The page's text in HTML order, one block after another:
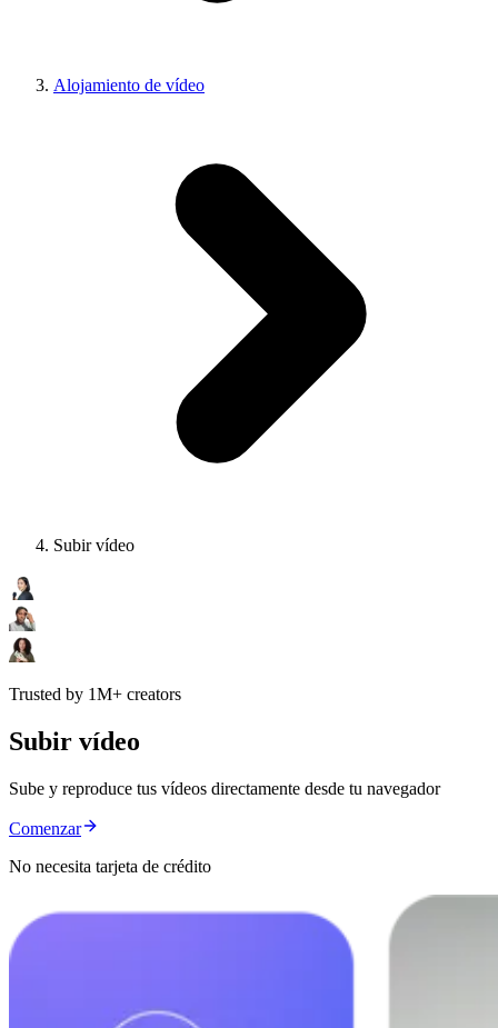
Alojamiento de vídeo
Subir vídeo
Trusted by 1M+ creators
Subir vídeo
Sube y reproduce tus vídeos directamente desde tu navegador
Comenzar
No necesita tarjeta de crédito